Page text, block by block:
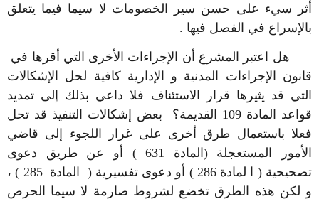
أثر سيء على حسن سير الخصومات لا سيما فيما يتعلق
بالإسراع في الفصل فيها .
هل اعتبر المشرع أن الإجراءات الأخرى التي أقرها في
قانون الإجراءات المدنية و الإدارية كافية لحل الإشكالات
التي قد يثيرها قرار الاستئناف فلا داعي بذلك إلى تمديد
قواعد المادة 109 القديمة؟ بعض إشكالات التنفيذ قد تحل
فعلا باستعمال طرق أخرى على غرار اللجوء إلى قاضي
الأمور المستعجلة (المادة 631 ) أو عن طريق دعوى
تصحيحية ( ا لمادة 286 ) أو دعوى تفسيرية ( المادة 285 ) ،
و لكن هذه الطرق تخضع لشروط صارمة لا سيما الحرص